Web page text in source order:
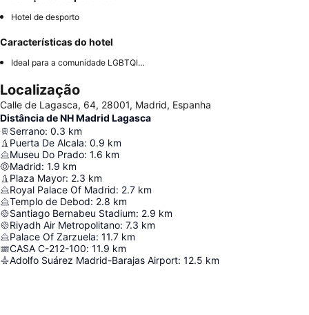
Hotel de desporto
Características do hotel
Ideal para a comunidade LGBTQIA+
Localização
Calle de Lagasca, 64, 28001, Madrid, Espanha
Distância de NH Madrid Lagasca
Serrano: 0.3 km
Puerta De Alcala: 0.9 km
Museu Do Prado: 1.6 km
Madrid: 1.9 km
Plaza Mayor: 2.3 km
Royal Palace Of Madrid: 2.7 km
Templo de Debod: 2.8 km
Santiago Bernabeu Stadium: 2.9 km
Riyadh Air Metropolitano: 7.3 km
Palace Of Zarzuela: 11.7 km
CASA C-212-100: 11.9 km
Adolfo Suárez Madrid-Barajas Airport: 12.5 km